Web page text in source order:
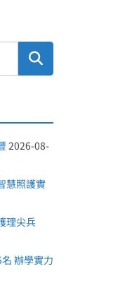
2026-08-
慧照護實
理尖兵
辦學實力